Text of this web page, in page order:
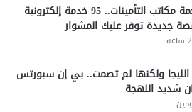
بدل زحمة مكاتب التأمينات.. 95 خدمة إلكترونية
جديدة توفر عليك المشوار
ولكنها لم تصمت.. بي إن سبورتس
شديد اللهجة